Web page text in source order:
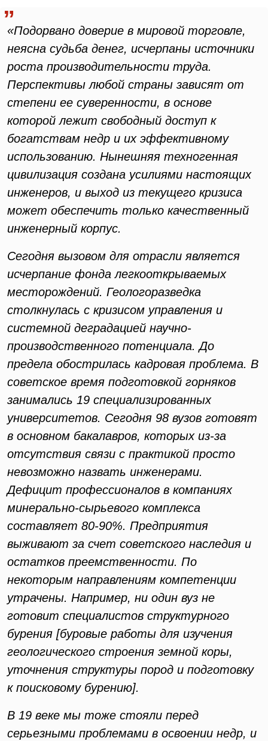
«Подорвано доверие в мировой торговле,
неясна судьба денег, исчерпаны источники
роста производительности труда.
Перспективы любой страны зависят от
степени ее суверенности, в основе
которой лежит свободный доступ к
богатствам недр и их эффективному
использованию. Нынешняя техногенная
цивилизация создана усилиями настоящих
инженеров, и выход из текущего кризиса
может обеспечить только качественный
инженерный корпус.
Сегодня вызовом для отрасли является
исчерпание фонда легкооткрываемых
месторождений. Геологоразведка
столкнулась с кризисом управления и
системной деградацией научно-
производственного потенциала. До
предела обострилась кадровая проблема. В
советское время подготовкой горняков
занимались 19 специализированных
университетов. Сегодня 98 вузов готовят
в основном бакалавров, которых из-за
отсутствия связи с практикой просто
невозможно назвать инженерами.
Дефицит профессионалов в компаниях
минерально-сырьевого комплекса
составляет 80-90%. Предприятия
выживают за счет советского наследия и
остатков преемственности. По
некоторым направлениям компетенции
утрачены. Например, ни один вуз не
готовит специалистов структурного
бурения [буровые работы для изучения
геологического строения земной коры,
уточнения структуры пород и подготовку
к поисковому бурению].
В 19 веке мы тоже стояли перед
серьезными проблемами в освоении недр, и